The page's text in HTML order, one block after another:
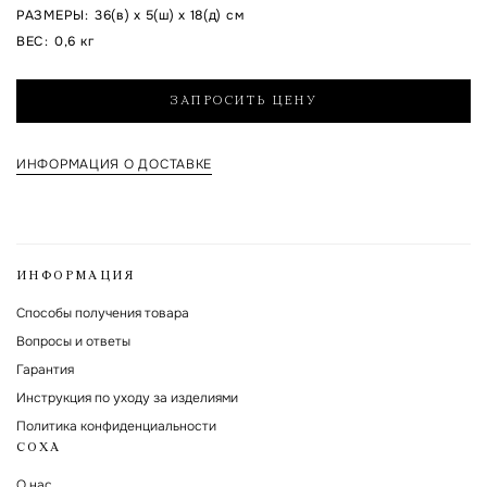
Я согласен на обработку указанных мной персональных данных и с
Форма защищена Google reCAPTCHA.
РАЗМЕРЫ: 36(в) x 5(ш) x 18(д) см
ВЕС: 0,6 кг
ЗАПРОСИТЬ ЦЕНУ
ИНФОРМАЦИЯ О ДОСТАВКЕ
ИНФОРМАЦИЯ
Способы получения товара
Вопросы и ответы
Гарантия
Инструкция по уходу за изделиями
Политика конфиденциальности
СОХА